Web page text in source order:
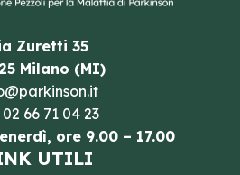
Zuretti 35
Milano (MI)
02 66 71 04 23
ore 9.00 – 17.00
UTILI